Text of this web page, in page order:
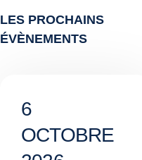
LES PROCHAINS
ÉVÈNEMENTS
6
OCTOBRE